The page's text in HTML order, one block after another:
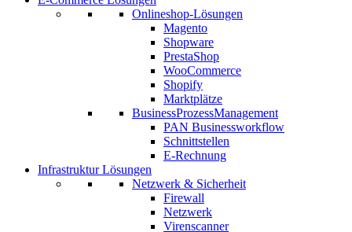
Onlineshop-Lösungen
Magento
Shopware
PrestaShop
WooCommerce
Shopify
Marktplätze
BusinessProzessManagement
PAN Businessworkflow
Schnittstellen
E-Rechnung
Infrastruktur Lösungen
Netzwerk & Sicherheit
Firewall
Netzwerk
Virenscanner